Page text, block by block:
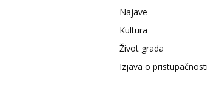
Najave
Kultura
Život grada
Izjava o pristupačnosti